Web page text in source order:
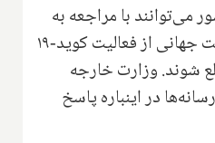
می‌توانند با مراجعه به
وب‌سایت سازمان بهداشت جهانی از فعالیت کوید-۱۹
شوند. وزارت خارجه
در اینباره پاسخ